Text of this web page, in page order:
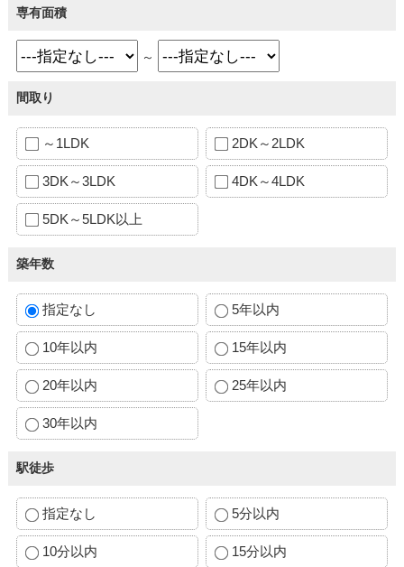
専有面積
～
間取り
～1LDK 2DK～2LDK
3DK～3LDK 4DK～4LDK
5DK～5LDK以上
築年数
指定なし 5年以内
10年以内 15年以内
20年以内 25年以内
30年以内
駅徒歩
指定なし 5分以内
10分以内 15分以内